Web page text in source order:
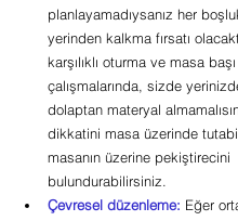
planlayamadıysanız her
yerinden kalkma fırsatı
karşılıklı oturma ve masa başı
çalışmalarında, sizde
dolaptan materyal
dikkatini masa üzerinde
masanın üzerine pekiştirecini
bulundurabilirsiniz.
Çevresel düzenleme: Eğer